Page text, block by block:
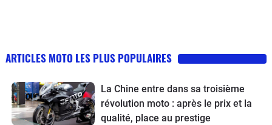
ARTICLES MOTO LES PLUS POPULAIRES
La Chine entre dans sa troisième
révolution moto : après le prix et la
qualité, place au prestige